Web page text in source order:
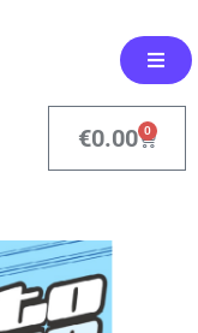
€0.00 0